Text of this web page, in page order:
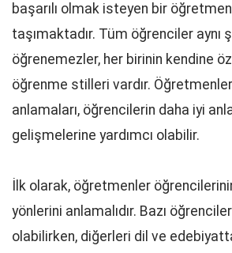
başarılı olmak isteyen bir
taşımaktadır. Tüm öğrenciler aynı
öğrenemezler, her birinin kendine
öğrenme stilleri vardır.
anlamaları, öğrencilerin daha iyi
gelişmelerine yardımcı olabilir.
İlk olarak, öğretmenler
yönlerini anlamalıdır. Bazı
olabilirken, diğerleri dil ve